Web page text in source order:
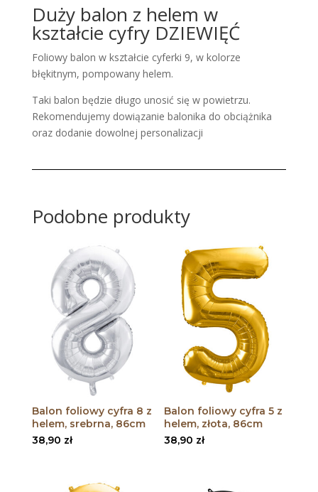
Duży balon z helem w
kształcie cyfry DZIEWIĘĆ
Foliowy balon w kształcie cyferki 9, w kolorze
błękitnym, pompowany helem.
Taki balon będzie długo unosić się w powietrzu.
Rekomendujemy dowiązanie balonika do obciążnika
oraz dodanie dowolnej personalizacji
Podobne produkty
Balon foliowy cyfra 8 z
helem, srebrna, 86cm
38,90 zł
Balon foliowy cyfra 5 z
helem, złota, 86cm
38,90 zł